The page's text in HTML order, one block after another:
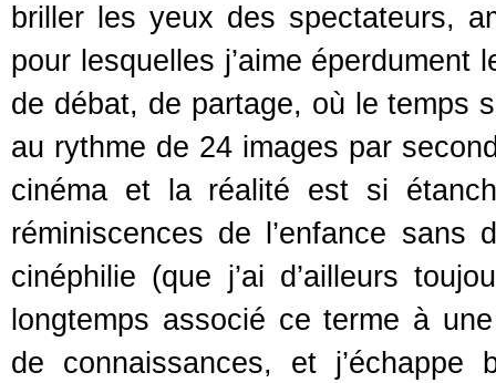
briller les yeux des spectateurs,
pour lesquelles j’aime
de débat, de partage, où le temps
au rythme de 24 images par
cinéma et la réalité est si
réminiscences de l’enfance
cinéphilie (que j’ai d’ailleurs
longtemps associé ce terme à
de connaissances, et j’échappe